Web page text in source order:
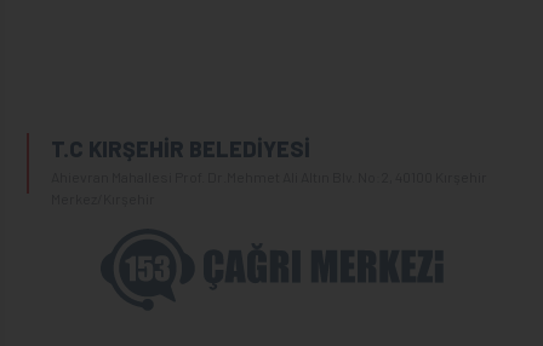
T.C KIRŞEHİR BELEDİYESİ